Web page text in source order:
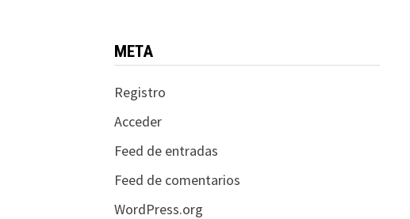
META
Registro
Acceder
Feed de entradas
Feed de comentarios
WordPress.org